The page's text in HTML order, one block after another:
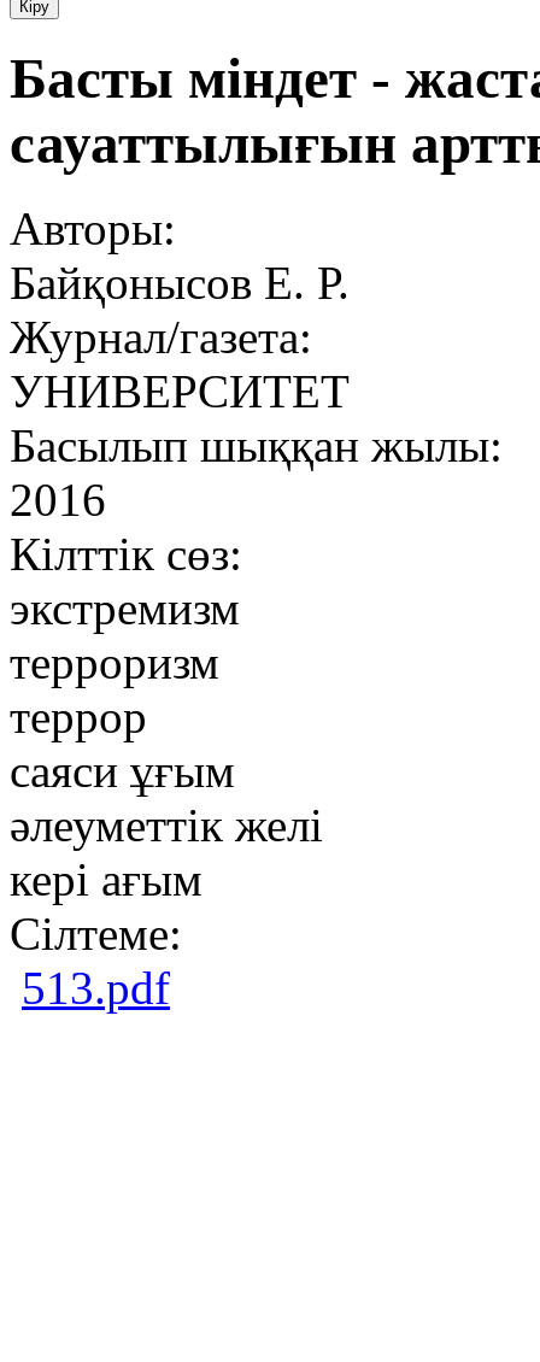
Басты міндет -
сауаттылығын
Авторы:
Байқонысов Е. Р.
Журнал/газета:
УНИВЕРСИТЕТ
Басылып шыққан жылы:
2016
Кілттік сөз:
экстремизм
терроризм
террор
саяси ұғым
әлеуметтік желі
кері ағым
Сілтеме:
513.pdf